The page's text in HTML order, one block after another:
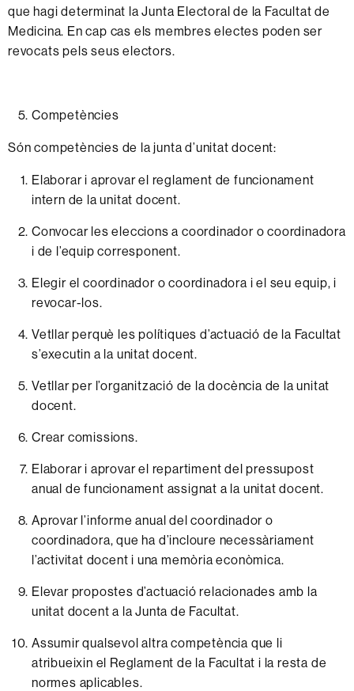
que hagi determinat laJunta Electoral de la Facultat de
Medicina. Encap cas elsmembres electes poden ser
revocats pelsseus electors.
Competències
Sóncompetències de lajunta d’unitat docent:
Elaborari aprovarel reglament de funcionament
intern de launitat docent.
Convocar leseleccions acoordinadorocoordinadora
i de l’equip corresponent.
Elegir el coordinadorocoordinadora i el seu equip, i
revocar-los.
Vetllarperquè les polítiques d’actuació de la Facultat
s’executin a la unitatdocent.
Vetllar perl’organització de ladocència de launitat
docent.
Crear comissions.
Elaborari aprovarel repartiment del pressupost
anual de funcionament assignat a la unitatdocent.
Aprovar l’informe anual delcoordinador o
coordinadora, que ha d’incloure necessàriament
l’activitat docent i unamemòriaeconòmica.
Elevar propostes d’actuació relacionades amb la
unitat docent a laJunta de Facultat.
Assumirqualsevol altracompetència que li
atribueixin el Reglament de la Facultat i laresta de
normes aplicables.